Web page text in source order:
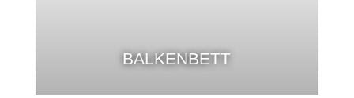
BALKENBETT